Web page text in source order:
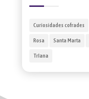
Curiosidades cofrades
Rosa Santa Marta
TrIana